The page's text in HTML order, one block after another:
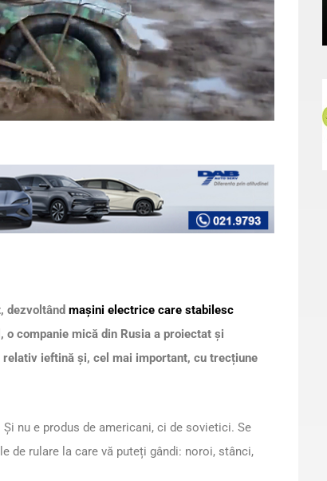
dezvoltând mașini electrice care stabilesc
companie mică din Rusia a proiectat și
ieftină și, cel mai important, cu trecțiune
nu e produs de americani, ci de sovietici. Se
de rulare la care vă puteți gândi: noroi, stânci,